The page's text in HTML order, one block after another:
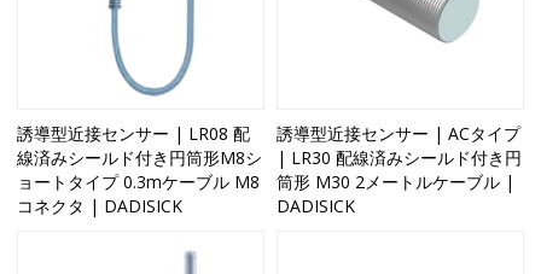
誘導型近接センサー | LR08 配
線済みシールド付き円筒形M8シ
ョートタイプ 0.3mケーブル M8
コネクタ | DADISICK
誘導型近接センサー | ACタイプ
| LR30 配線済みシールド付き円
筒形 M30 2メートルケーブル |
DADISICK